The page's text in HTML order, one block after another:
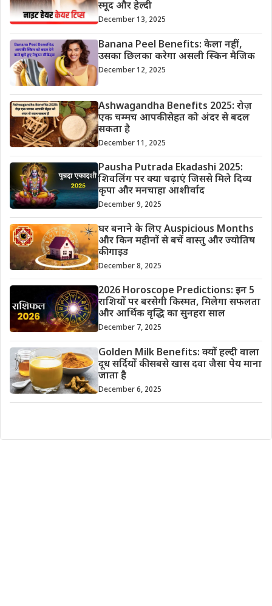
स्मूद और हेल्दी
December 13, 2025
Banana Peel Benefits: केला नहीं,
उसका छिलका करेगा असली स्किन मैजिक
December 12, 2025
Ashwagandha Benefits 2025: रोज़
एक चम्मच आपकी सेहत को अंदर से बदल
सकता है
December 11, 2025
Pausha Putrada Ekadashi 2025:
शिवलिंग पर क्या चढ़ाएं जिससे मिले दिव्य
कृपा और मनचाहा आशीर्वाद
December 9, 2025
घर बनाने के लिए Auspicious Months
और किन महीनों से बचें वास्तु और ज्योतिष
की गाइड
December 8, 2025
2026 Horoscope Predictions: इन 5
राशियों पर बरसेगी किस्मत, मिलेगा सफलता
और आर्थिक वृद्धि का सुनहरा साल
December 7, 2025
Golden Milk Benefits: क्यों हल्दी वाला
दूध सर्दियों की सबसे खास दवा जैसा पेय माना
जाता है
December 6, 2025